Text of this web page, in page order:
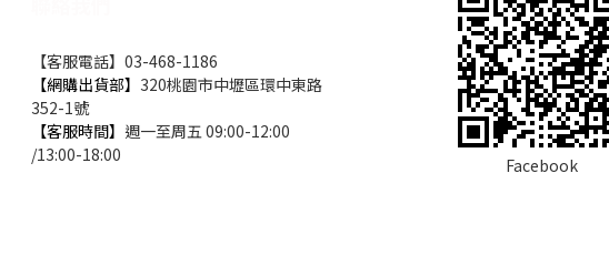
【客服電話】03-468-1186
【網購出貨部】 320桃園市中壢區環中東路
352-1號
【客服時間】 週一至周五 09:00-12:00
/13:00-18:00
Facebook